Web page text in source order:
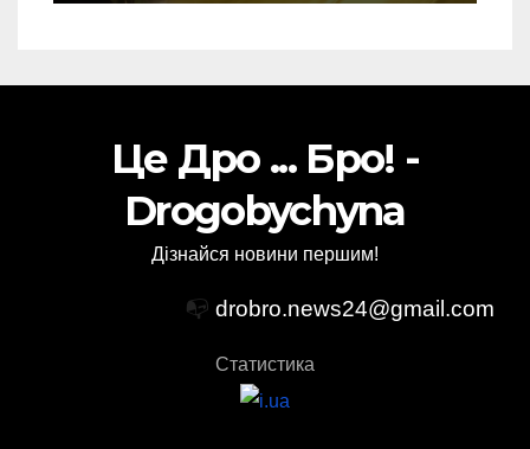
Це Дро ... Бро! -
Drogobychyna
Дізнайся новини першим!
📭 drobro.news24@gmail.com
Статистика